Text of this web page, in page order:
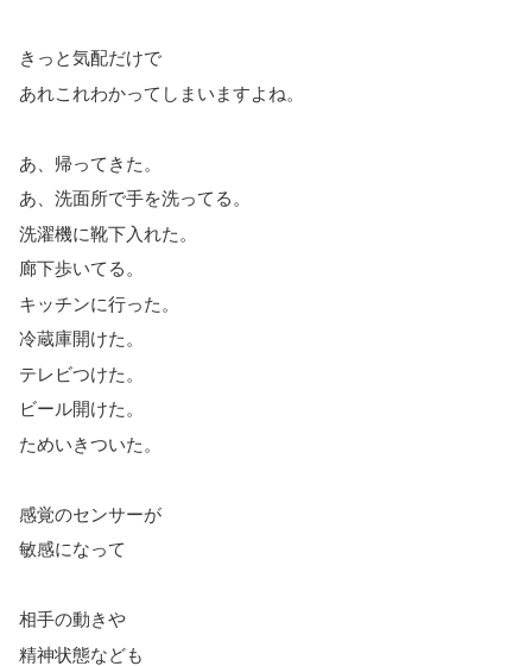
きっと気配だけで
あれこれわかってしまいますよね。
あ、帰ってきた。
あ、洗面所で手を洗ってる。
洗濯機に靴下入れた。
廊下歩いてる。
キッチンに行った。
冷蔵庫開けた。
テレビつけた。
ビール開けた。
ためいきついた。
感覚のセンサーが
敏感になって
相手の動きや
精神状態なども